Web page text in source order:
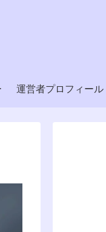
運営者プロフィール